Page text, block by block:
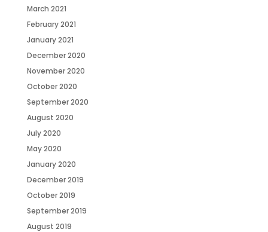
March 2021
February 2021
January 2021
December 2020
November 2020
October 2020
September 2020
August 2020
July 2020
May 2020
January 2020
December 2019
October 2019
September 2019
August 2019